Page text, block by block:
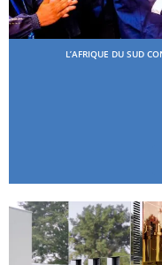
L’AFRIQUE DU SUD